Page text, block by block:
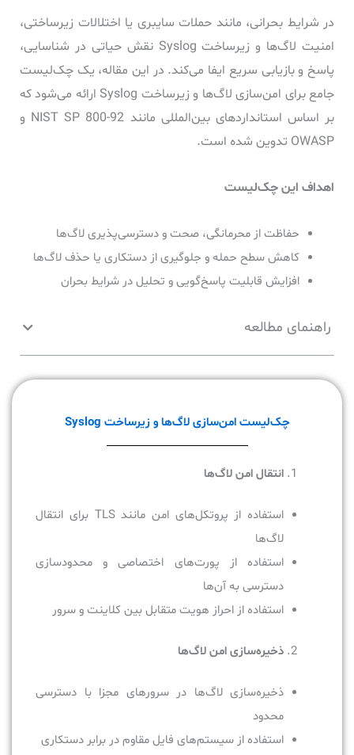
در شرایط بحرانی، مانند حملات سایبری یا اختلالات زیرساختی،
امنیت لاگ‌ها و زیرساخت Syslog نقش حیاتی در شناسایی،
پاسخ و بازیابی سریع ایفا می‌کند. در این مقاله، یک چک‌لیست
جامع برای امن‌سازی لاگ‌ها و زیرساخت Syslog ارائه می‌شود که
بر اساس استانداردهای بین‌المللی مانند NIST SP 800-92 و
OWASP تدوین شده است.
اهداف این چک‌لیست
حفاظت از محرمانگی، صحت و دسترسی‌پذیری لاگ‌ها
کاهش سطح حمله و جلوگیری از دستکاری یا حذف لاگ‌ها
افزایش قابلیت پاسخ‌گویی و تحلیل در شرایط بحران
راهنمای مطالعه
چک‌لیست امن‌سازی لاگ‌ها و زیرساخت Syslog
انتقال امن لاگ‌ها
استفاده از پروتکل‌های امن مانند TLS برای انتقال
لاگ‌ها
استفاده از پورت‌های اختصاصی و محدودسازی
دسترسی به آن‌ها
استفاده از احراز هویت متقابل بین کلاینت و سرور
ذخیره‌سازی امن لاگ‌ها
ذخیره‌سازی لاگ‌ها در سرورهای مجزا با دسترسی
محدود
استفاده از سیستم‌های فایل مقاوم در برابر دستکاری